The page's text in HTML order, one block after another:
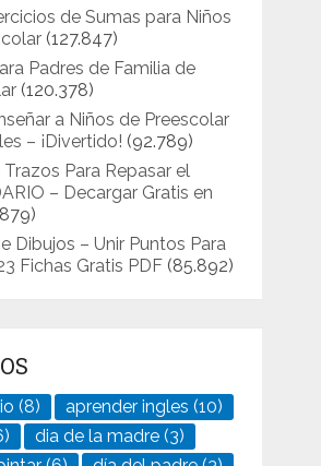
de Sumas para Niños
(127.847)
Padres de Familia de
(120.378)
a Niños de Preescolar
– ¡Divertido! (92.789)
Trazos Para Repasar el
– Decargar Gratis en
Dibujos – Unir Puntos Para
Fichas Gratis PDF (85.892)
(8) aprender ingles (10)
dia de la madre (3)